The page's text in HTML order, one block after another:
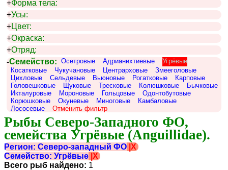
+Форма тела:
+Усы:
+Цвет:
+Окраска:
+Отряд:
-Семейство: Осетровые Адрианихтиевые
Угрёвые
Косатковые
Чукучановые Центрарховые
Змееголовые
Цихловые
Сельдевые Вьюновые Рогатковые
Карповые
Головешковые
Щуковые Тресковые Колюшковые
Бычковые
Икталуровые
Мороновые Гольцовые
Одонтобутовые
Корюшковые
Окуневые Миноговые
Камбаловые
Лососевые
Отменить фильтр
Рыбы Северо-Западного ФО,
семейства Угрёвые (Anguillidae).
Регион: Северо-западный ФО |X
Семейство: Угрёвые |X
Всего рыб найдено: 1